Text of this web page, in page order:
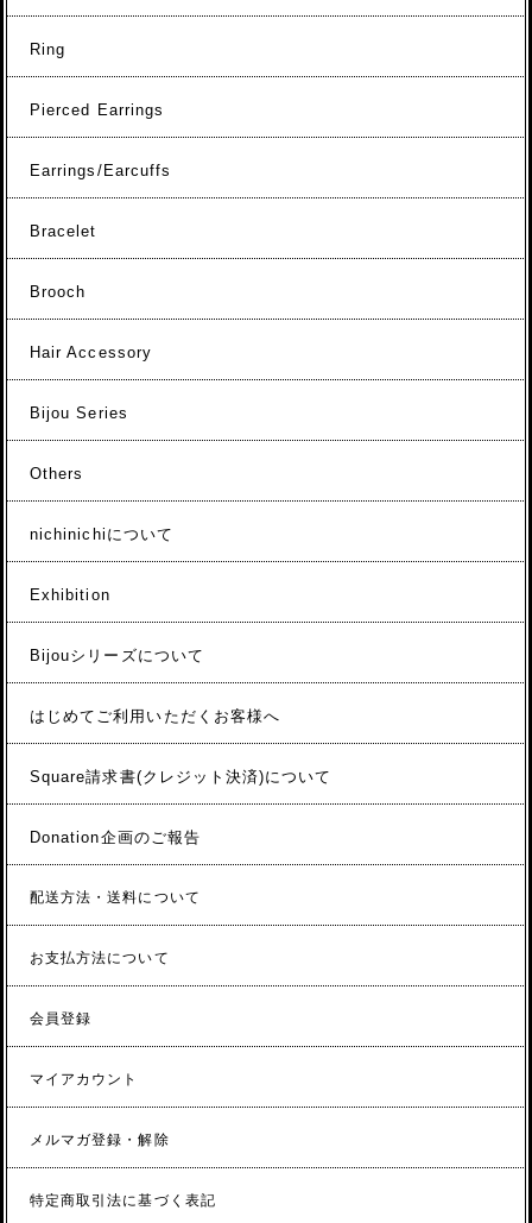
Ring
Pierced Earrings
Earrings/Earcuffs
Bracelet
Brooch
Hair Accessory
Bijou Series
Others
nichinichiについて
Exhibition
Bijouシリーズについて
はじめてご利用いただくお客様へ
Square請求書(クレジット決済)について
Donation企画のご報告
配送方法・送料について
お支払方法について
会員登録
マイアカウント
メルマガ登録・解除
特定商取引法に基づく表記